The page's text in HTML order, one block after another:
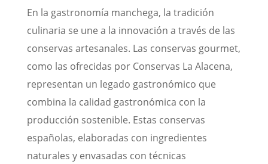
En la gastronomía manchega, la tradición
culinaria se une a la innovación a través de las
conservas artesanales. Las conservas gourmet,
como las ofrecidas por Conservas La Alacena,
representan un legado gastronómico que
combina la calidad gastronómica con la
producción sostenible. Estas conservas
españolas, elaboradas con ingredientes
naturales y envasadas con técnicas